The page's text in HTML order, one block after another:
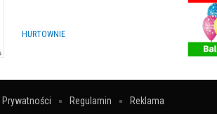
HURTOWNIE
Prywatności Regulamin Reklama